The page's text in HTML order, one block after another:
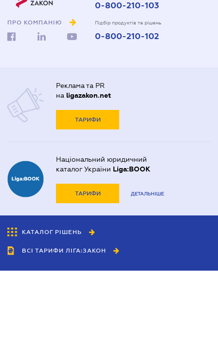
ПРО КОМПАНІЮ
0-800-210-103
Підбір продуктів та рішень
0-800-210-102
Реклама та PR
на ligazakon.net
ТАРИФИ
Національний юридичний
каталог України Liga:BOOK
ТАРИФИ ДЕТАЛЬНІШЕ
КАТАЛОГ РІШЕНЬ
ВСІ ТАРИФИ ЛІГА:ЗАКОН